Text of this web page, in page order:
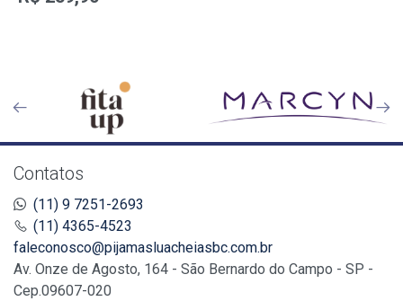
Contatos
(11) 9 7251-2693
(11) 4365-4523
faleconosco@pijamasluacheiasbc.com.br
Av. Onze de Agosto, 164 - São Bernardo do Campo - SP -
Cep.09607-020